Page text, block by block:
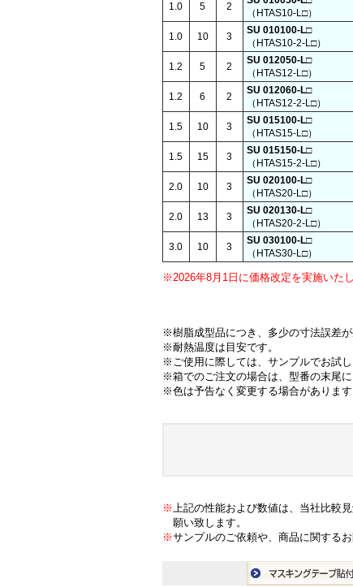
1.0 5 2
（HTAS10-L□）
1.0 10 3
SU 010100-L□
（HTAS10-2-L□）
1.2 5 2
SU 012050-L□
（HTAS12-L□）
1.2 6 2
SU 012060-L□
（HTAS12-2-L□）
1.5 10 3
SU 015100-L□
（HTAS15-L□）
1.5 15 3
SU 015150-L□
（HTAS15-2-L□）
2.0 10 3
SU 020100-L□
（HTAS20-L□）
2.0 13 3
SU 020130-L□
（HTAS20-2-L□）
3.0 10 3
SU 030100-L□
（HTAS30-L□）
※2026年8月1日に価格改定を実施いたし
※樹脂成型品につき、多少の寸法誤差が
※耐熱温度は目安です。
※ご使用に際しては、サンプルでお試し
※箱でのご注文の場合は、型番の末尾に
※色は予告なく変更する場合があります
※上記の性能および数値は、当社比較
願い致します。
※サンプルのご依頼や、商品に関する